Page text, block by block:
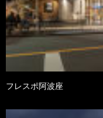
フレスポ阿波座